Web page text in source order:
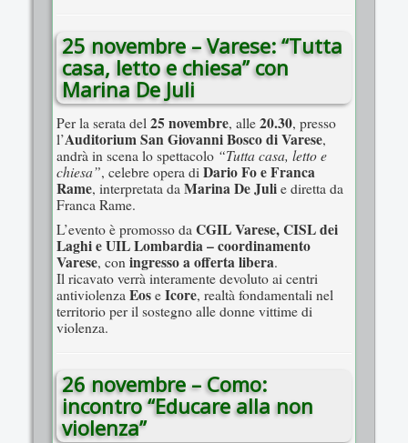
25 novembre – Varese: “Tutta
casa, letto e chiesa” con
Marina De Juli
Per la serata del 25 novembre, alle 20.30, presso
l’Auditorium San Giovanni Bosco di Varese,
andrà in scena lo spettacolo “Tutta casa, letto e
chiesa”, celebre opera di Dario Fo e Franca
Rame, interpretata da Marina De Juli e diretta da
Franca Rame.
L’evento è promosso da CGIL Varese, CISL dei
Laghi e UIL Lombardia – coordinamento
Varese, con ingresso a offerta libera.
Il ricavato verrà interamente devoluto ai centri
antiviolenza Eos e Icore, realtà fondamentali nel
territorio per il sostegno alle donne vittime di
violenza.
26 novembre – Como:
incontro “Educare alla non
violenza”